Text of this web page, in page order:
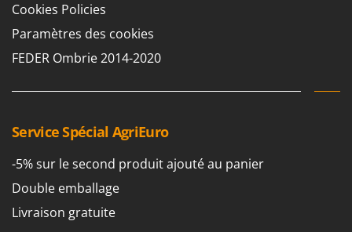
Cookies Policies
Paramètres des cookies
FEDER Ombrie 2014-2020
Service Spécial AgriEuro
-5% sur le second produit ajouté au panier
Double emballage
Livraison gratuite